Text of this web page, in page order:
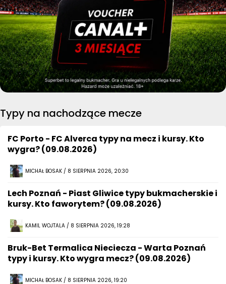
Typy na nachodzące mecze
FC Porto - FC Alverca typy na mecz i kursy. Kto
wygra? (09.08.2026)
MICHAŁ BOSAK / 8 SIERPNIA 2026, 20:30
Lech Poznań - Piast Gliwice typy bukmacherskie i
kursy. Kto faworytem? (09.08.2026)
KAMIL WOJTALA / 8 SIERPNIA 2026, 19:28
Bruk-Bet Termalica Nieciecza - Warta Poznań
typy i kursy. Kto wygra mecz? (09.08.2026)
MICHAŁ BOSAK / 8 SIERPNIA 2026, 19:20